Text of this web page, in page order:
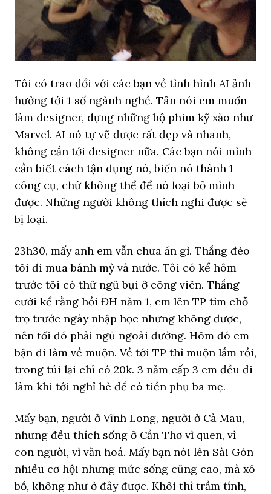
Tôi có trao đổi với các bạn về tình hình AI ảnh
hưởng tới 1 số ngành nghề. Tân nói em muốn
làm designer, dựng những bộ phim kỹ xảo như
Marvel. AI nó tự vẽ được rất đẹp và nhanh,
không cần tới designer nữa. Các bạn nói mình
cần biết cách tận dụng nó, biến nó thành 1
công cụ, chứ không thể để nó loại bỏ mình
được. Những người không thích nghi được sẽ
bị loại.
23h30, mấy anh em vẫn chưa ăn gì. Thắng đèo
tôi đi mua bánh mỳ và nước. Tôi có kể hôm
trước tôi có thử ngủ bụi ở công viên. Thắng
cười kể rằng hồi ĐH năm 1, em lên TP tìm chỗ
trọ trước ngày nhập học nhưng không được,
nên tối đó phải ngủ ngoài đường. Hôm đó em
bận đi làm về muộn. Về tới TP thì muộn lắm rồi,
trong túi lại chỉ có 20k. 3 năm cấp 3 em đều đi
làm khi tới nghỉ hè để có tiền phụ ba mẹ.
Mấy bạn, người ở Vĩnh Long, người ở Cà Mau,
nhưng đều thích sống ở Cần Thơ vì quen, vì
con người, vì văn hoá. Mấy bạn nói lên Sài Gòn
nhiều cơ hội nhưng mức sống cũng cao, mà xô
bồ, không như ở đây được. Khôi thì trầm tính,